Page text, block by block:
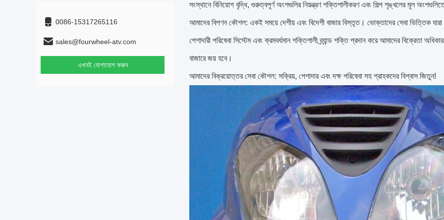
0086-15317265116
sales@fourwheel-atv.com
এখনই যোগাযোগ করুন
সংস্থানে বিনিয়োগ বৃদ্ধি, গুরুত্বপূর্ণ অংশগুলির নিয়ন্ত্রণ শক্তিশালীকরণ এবং শিল্প শৃঙ্খলের মূল
আমাদের বিপণন কৌশল: একই সময়ে দেশীয় এবং বিদেশী বাজার বিস্তৃত। ভোক্তাদের সেবা ভিত্তিক
পেশাদারী পরিষেবা সিস্টেম এবং ক্রমবর্ধমান শক্তিশালী ব্র্যান্ড শক্তি প্রদান করে আমাদের বিক্রেতা
বাজারে জয় হবে।
আমাদের বিক্রয়োত্তর সেবা কৌশল: সক্রিয়, পেশাদার এবং দক্ষ পরিষেবা সহ গ্রাহকদের বিশ্বাস জিতুন!